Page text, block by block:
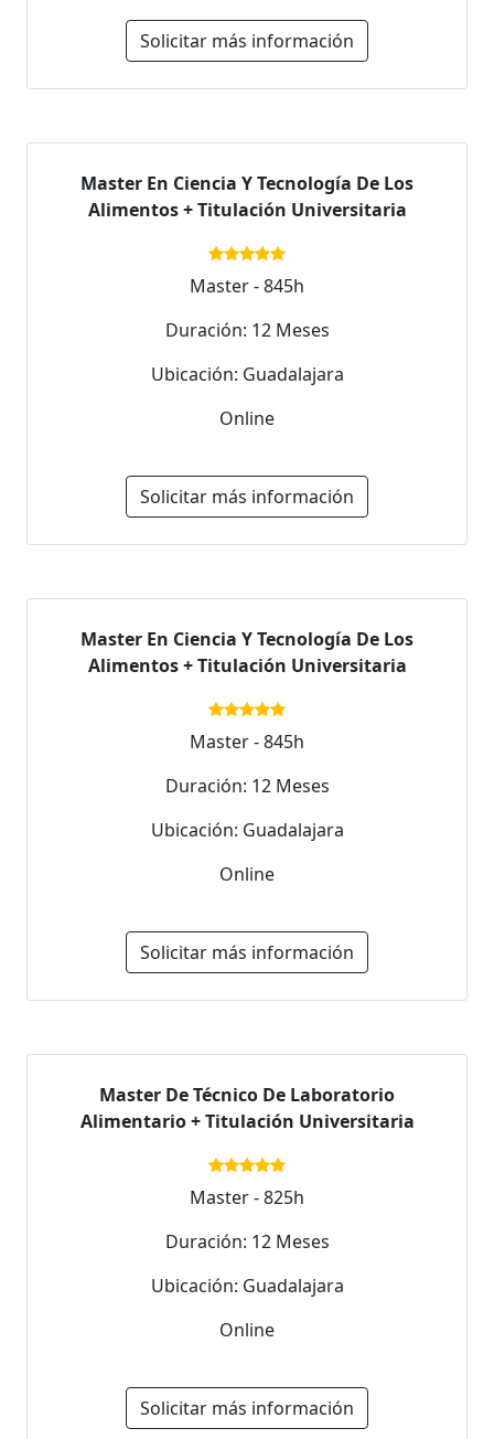
Solicitar más información
Master En Ciencia Y Tecnología De Los
Alimentos + Titulación Universitaria
Master - 845h
Duración: 12 Meses
Ubicación: Guadalajara
Online
Solicitar más información
Master En Ciencia Y Tecnología De Los
Alimentos + Titulación Universitaria
Master - 845h
Duración: 12 Meses
Ubicación: Guadalajara
Online
Solicitar más información
Master De Técnico De Laboratorio
Alimentario + Titulación Universitaria
Master - 825h
Duración: 12 Meses
Ubicación: Guadalajara
Online
Solicitar más información